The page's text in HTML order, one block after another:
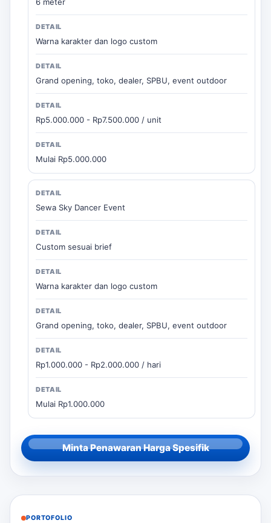
Warna karakter dan logo custom
Grand opening, toko, dealer, SPBU, event outdoor
Rp5.000.000 - Rp7.500.000 / unit
Mulai Rp5.000.000
Sewa Sky Dancer Event
Custom sesuai brief
Warna karakter dan logo custom
Grand opening, toko, dealer, SPBU, event outdoor
Rp1.000.000 - Rp2.000.000 / hari
Mulai Rp1.000.000
Minta Penawaran Harga Spesifik
PORTOFOLIO